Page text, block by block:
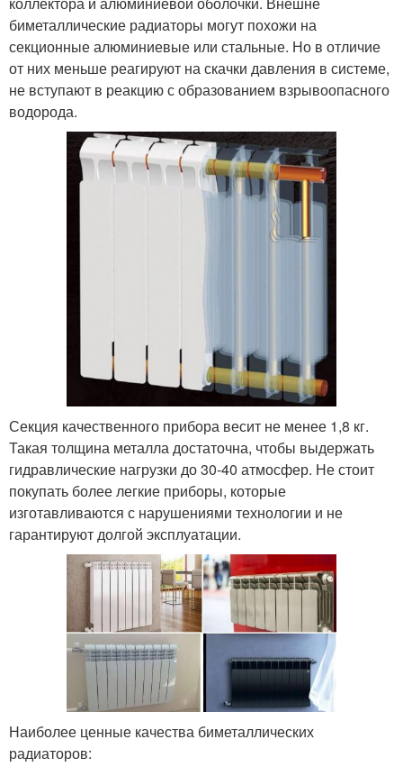
биметаллические радиаторы могут похожи на
секционные алюминиевые или стальные. Но в отличие
от них меньше реагируют на скачки давления в системе,
не вступают в реакцию с образованием взрывоопасного
водорода.
Секция качественного прибора весит не менее 1,8 кг.
Такая толщина металла достаточна, чтобы выдержать
гидравлические нагрузки до 30-40 атмосфер. Не стоит
покупать более легкие приборы, которые
изготавливаются с нарушениями технологии и не
гарантируют долгой эксплуатации.
Наиболее ценные качества биметаллических
радиаторов: